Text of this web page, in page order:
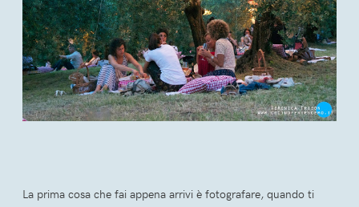
La prima cosa che fai appena arrivi è fotografare, quando ti